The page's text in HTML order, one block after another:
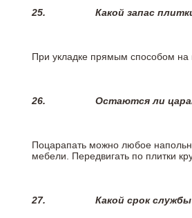
25. Какой запас
При укладке прямым способом на
26. Остаются ли
Поцарапать можно любое
мебели. Передвигать по плитки
27. Какой срок